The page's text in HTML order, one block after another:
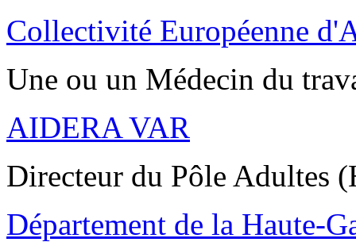
Collectivité Européenne
Une ou un Médecin du
AIDERA VAR
Directeur du Pôle Adultes
Département de la Haute-